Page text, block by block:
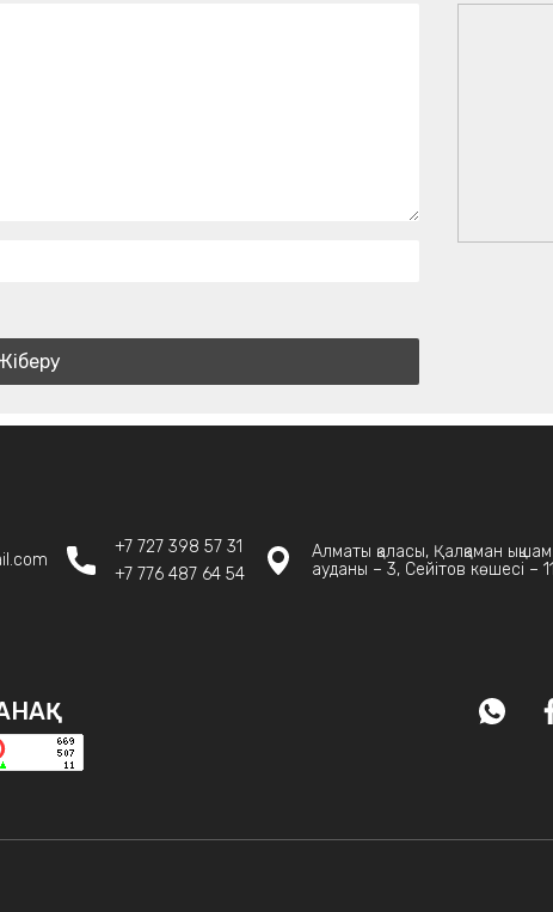
+7 727 398 57 31
+7 776 487 64 54
Алматы қаласы, Қалқаман ықшам
ауданы – 3, Сейітов көшесі –